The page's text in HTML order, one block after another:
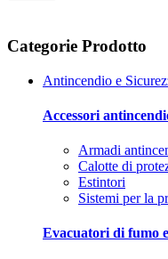
Categorie Prodotto
Antincendio e
Accessori
Armadi
Calotte di
Estintori
Sistemi per la
Evacuatori di fumo